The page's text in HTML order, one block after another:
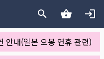
안내(일본 오봉 연휴 관련)